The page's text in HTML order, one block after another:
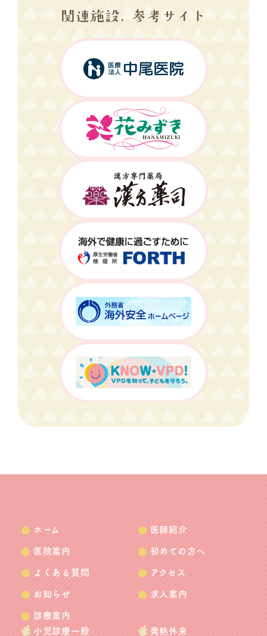
関連施設, 参考サイト
ホーム 医師紹介
医院案内 初めての方へ
よくある質問 アクセス
お知らせ 求人案内
診療案内
小児診療一般
発熱外来